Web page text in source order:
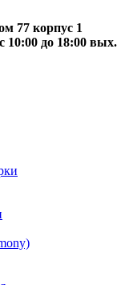
77 корпус 1
10:00 до 18:00 вых.